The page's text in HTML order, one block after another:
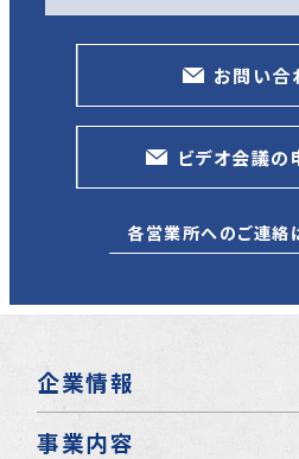
お問い合
ビデオ会議の
各営業所へのご連絡
企業情報
事業内容